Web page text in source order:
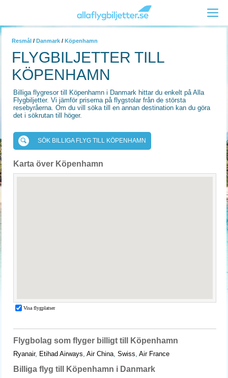
Resmål / Danmark / Köpenhamn
FLYGBILJETTER TILL
KÖPENHAMN
Billiga flygresor till Köpenhamn i Danmark hittar du enkelt på Alla
Flygbiljetter. Vi jämför priserna på flygstolar från de största
resebyråerna. Om du vill söka till en annan destination kan du göra
det i sökrutan till höger.
SÖK BILLIGA FLYG TILL KÖPENHAMN
Karta över Köpenhamn
Flygbolag som flyger billigt till Köpenhamn
Ryanair, Etihad Airways, Air China, Swiss, Air France
Billiga flyg till Köpenhamn i Danmark